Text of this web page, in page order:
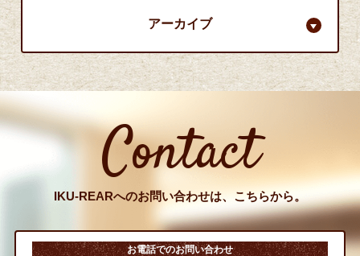
アーカイブ
Contact
IKU-REARへのお問い合わせは、こちらから。
お電話でのお問い合わせ